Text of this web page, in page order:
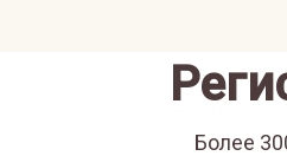
Более